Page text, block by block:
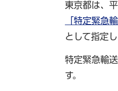
東京都は、
「特定緊急
として指定し
特定緊急輸
す。